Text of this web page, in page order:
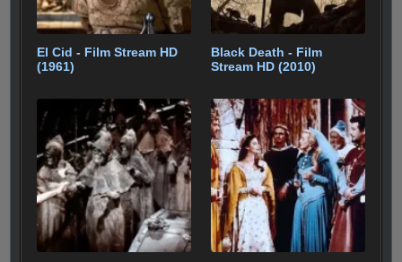
El Cid - Film Stream HD
(1961)
Black Death - Film
Stream HD (2010)